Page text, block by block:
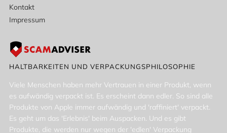
Kontakt
Impressum
HALTBARKEITEN UND VERPACKUNGSPHILOSOPHIE
Viele Menschen haben mehr Vertrauen in einer Produkt, wenn
es aufwändig verpackt ist. Es erscheint dann edler. So sind alle
Produkte von Apple immer aufwändig und 'raffiniert' verpackt.
Es geht um das 'Erlebnis' beim Auspacken. Und es gibt
Produkte, die werden nur wegen der 'edlen' Verpackung